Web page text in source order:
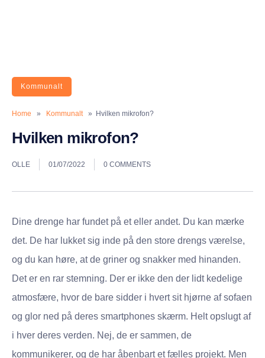
Kommunalt
Home » Kommunalt » Hvilken mikrofon?
Hvilken mikrofon?
OLLE 01/07/2022 0 COMMENTS
Dine drenge har fundet på et eller andet. Du kan mærke
det. De har lukket sig inde på den store drengs værelse,
og du kan høre, at de griner og snakker med hinanden.
Det er en rar stemning. Der er ikke den der lidt kedelige
atmosfære, hvor de bare sidder i hvert sit hjørne af sofaen
og glor ned på deres smartphones skærm. Helt opslugt af
i hver deres verden. Nej, de er sammen, de
kommunikerer, og de har åbenbart et fælles projekt. Men